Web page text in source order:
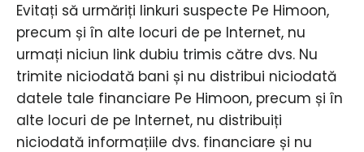
Evitați să urmăriți linkuri suspecte Pe Himoon,
precum și în alte locuri de pe Internet, nu
urmați niciun link dubiu trimis către dvs. Nu
trimite niciodată bani și nu distribui niciodată
datele tale financiare Pe Himoon, precum și în
alte locuri de pe Internet, nu distribuiți
niciodată informațiile dvs. financiare și nu